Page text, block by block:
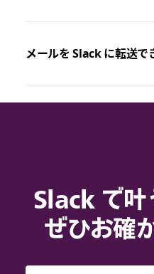
メールを Slack に転送で
Slack で叶
ぜひお確